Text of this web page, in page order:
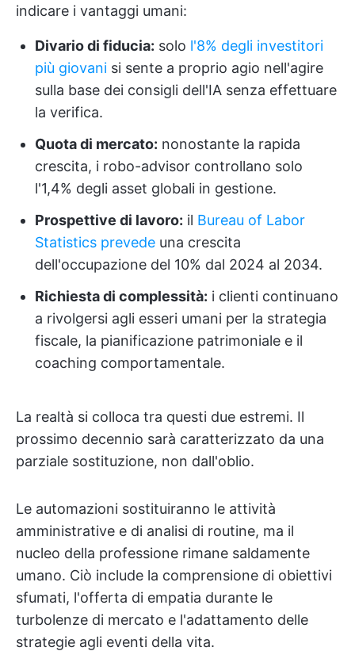
indicare i vantaggi umani:
Divario di fiducia: solo l'8% degli investitori
più giovani si sente a proprio agio nell'agire
sulla base dei consigli dell'IA senza effettuare
la verifica.
Quota di mercato: nonostante la rapida
crescita, i robo-advisor controllano solo
l'1,4% degli asset globali in gestione.
Prospettive di lavoro: il Bureau of Labor
Statistics prevede una crescita
dell'occupazione del 10% dal 2024 al 2034.
Richiesta di complessità: i clienti continuano
a rivolgersi agli esseri umani per la strategia
fiscale, la pianificazione patrimoniale e il
coaching comportamentale.
La realtà si colloca tra questi due estremi. Il
prossimo decennio sarà caratterizzato da una
parziale sostituzione, non dall'oblio.
Le automazioni sostituiranno le attività
amministrative e di analisi di routine, ma il
nucleo della professione rimane saldamente
umano. Ciò include la comprensione di obiettivi
sfumati, l'offerta di empatia durante le
turbolenze di mercato e l'adattamento delle
strategie agli eventi della vita.